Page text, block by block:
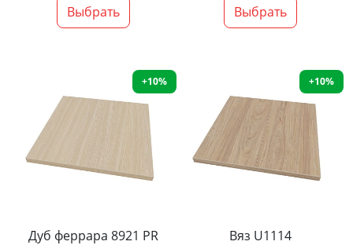
Выбрать Выбрать
+10%
Дуб феррара 8921 PR
+10%
Вяз U1114